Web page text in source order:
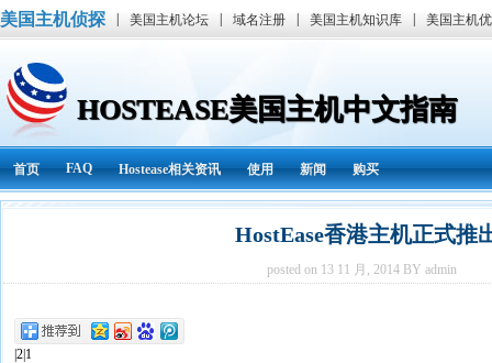
美国主机侦探 美国主机论坛 域名注册 美国主机知识库 美国主机
HOSTEASE美国主机中文指南
首页 FAQ Hostease相关资讯 使用 新闻 购买
HostEase香港主机正式推
posted on 13 11 月, 2014 BY admin
|2|1